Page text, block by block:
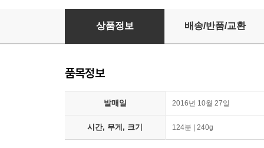
히말라야 (초회한정판 2Disc) : 블루레이
상품정보 배송/반품/교환
품목정보
발매일 2016년 10월 27일
시간, 무게, 크기 124분 | 240g